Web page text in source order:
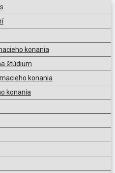
konania
štúdium
konania
konania